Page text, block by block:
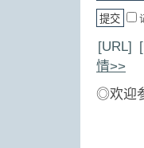
[URL]
情>>
◎欢迎